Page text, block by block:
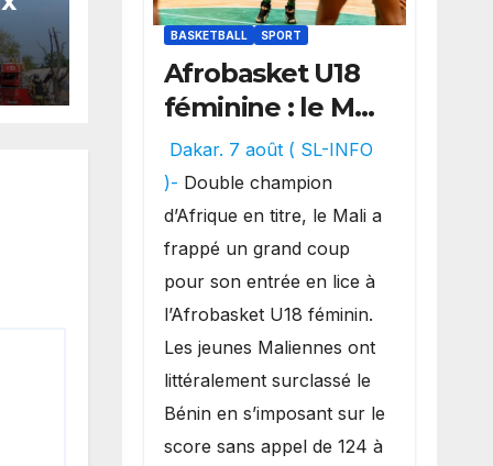
BASKETBALL SPORT
Afrobasket U18
féminine : le Mali
réalise un
véritable festival
offensif et
inflige une
lourde défaite
au Bénin.
Dakar. 7 août ( SL-INFO
)- Double champion
d’Afrique en titre, le Mali a
frappé un grand coup
pour son entrée en lice à
l’Afrobasket U18 féminin.
Les jeunes Maliennes ont
littéralement surclassé le
Bénin en s’imposant sur le
score sans appel de 124 à